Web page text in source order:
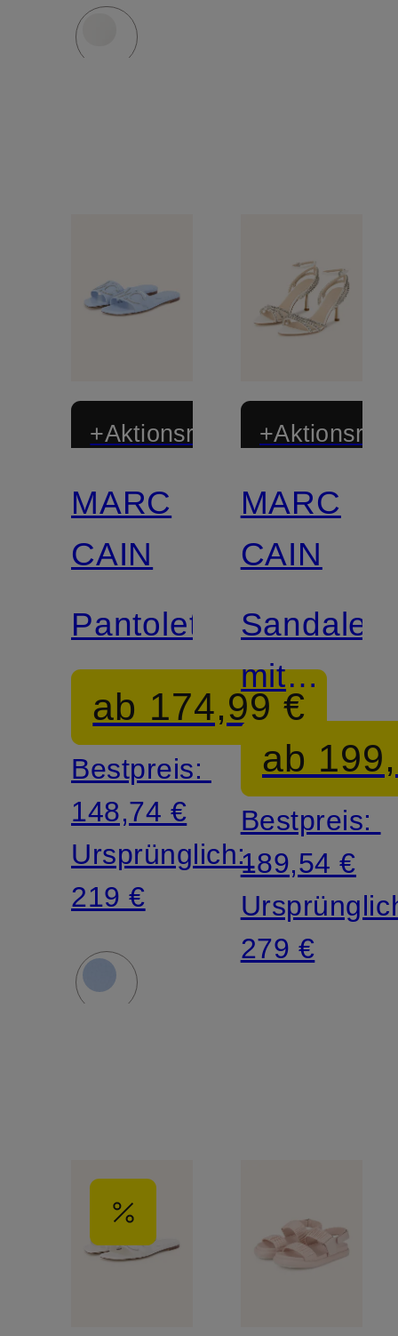
+Aktionsrabatt
MARC
CAIN
Pantoletten
ab 174,99 €
Bestpreis:
148,74 €
Ursprünglich:
219 €
MARC
CAIN
mit
ab
Bestpreis:
189,54 €
279 €